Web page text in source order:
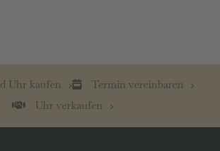
Uhr kaufen
Termin vereinbaren
Uhr verkaufen